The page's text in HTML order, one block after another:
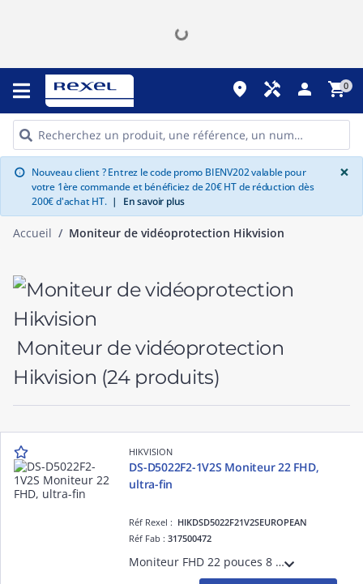
place handyman person shopping_cart0
info Nouveau client ? Entrez le code promo BIENV202 valable pour
votre 1ère commande et bénéficiez de 20€ HT de réduction dès
200€ d'achat HT. | En savoir plus
×
Accueil Moniteur de vidéoprotection Hikvision
Moniteur de vidéoprotection
Hikvision (24 produits)
HIKVISION
DS-D5022F2-1V2S Moniteur 22 FHD,
ultra-fin
Réf Rexel : HIKDSD5022F21V2SEUROPEAN
Réf Fab :317500472
Moniteur FHD 22 pouces 8 bits, taux de rafraîchissement 100 Hz, design ultra-fin avec bordures fines sur 3 côtés, réduction de lumière bleue, interfaces VGA/HDMI/audio out, haut-parleurs intégrés, compatible montage mural VESA.